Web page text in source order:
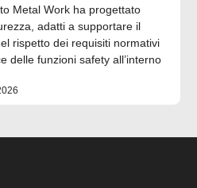
Metal Work ha progettato
adatti a supportare il
rispetto dei requisiti normativi
delle funzioni safety all’interno